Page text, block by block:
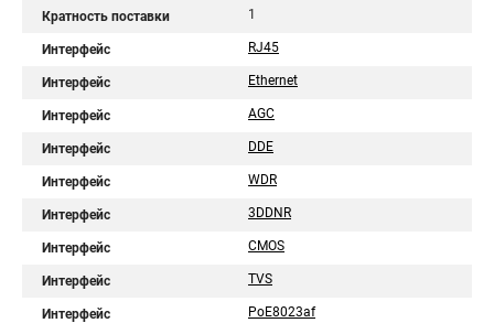
Кратность поставки 1
Интерфейс RJ45
Интерфейс Ethernet
Интерфейс AGC
Интерфейс DDE
Интерфейс WDR
Интерфейс 3DDNR
Интерфейс CMOS
Интерфейс TVS
Интерфейс PoE8023af